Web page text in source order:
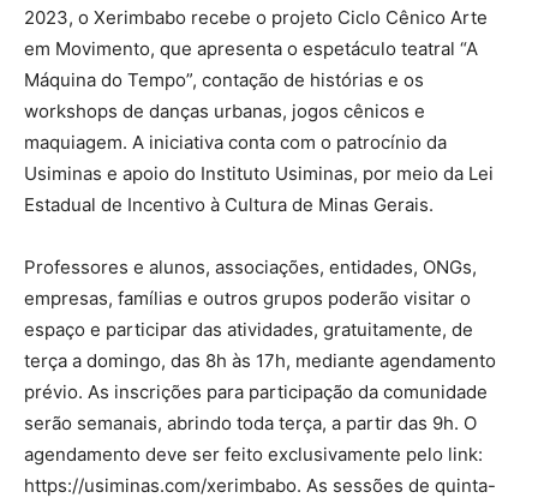
2023, o Xerimbabo recebe o projeto Ciclo Cênico Arte
em Movimento, que apresenta o espetáculo teatral “A
Máquina do Tempo”, contação de histórias e os
workshops de danças urbanas, jogos cênicos e
maquiagem. A iniciativa conta com o patrocínio da
Usiminas e apoio do Instituto Usiminas, por meio da Lei
Estadual de Incentivo à Cultura de Minas Gerais.
Professores e alunos, associações, entidades, ONGs,
empresas, famílias e outros grupos poderão visitar o
espaço e participar das atividades, gratuitamente, de
terça a domingo, das 8h às 17h, mediante agendamento
prévio. As inscrições para participação da comunidade
serão semanais, abrindo toda terça, a partir das 9h. O
agendamento deve ser feito exclusivamente pelo link:
https://usiminas.com/xerimbabo. As sessões de quinta-